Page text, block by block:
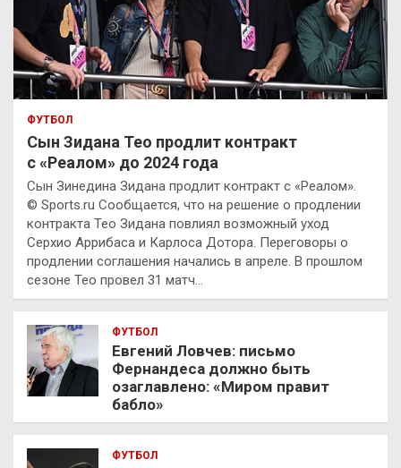
ФУТБОЛ
Сын Зидана Тео продлит контракт
с «Реалом» до 2024 года
Сын Зинедина Зидана продлит контракт с «Реалом».
© Sports.ru Сообщается, что на решение о продлении
контракта Тео Зидана повлиял возможный уход
Серхио Аррибаса и Карлоса Дотора. Переговоры о
продлении соглашения начались в апреле. В прошлом
сезоне Тео провел 31 матч…
ФУТБОЛ
Евгений Ловчев: письмо
Фернандеса должно быть
озаглавлено: «Миром правит
бабло»
ФУТБОЛ